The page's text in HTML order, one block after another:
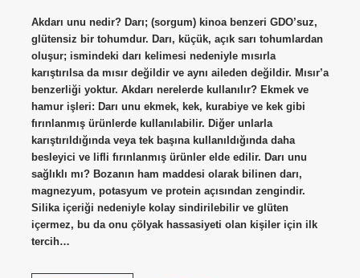
Akdarı unu nedir? Darı; (sorgum) kinoa benzeri GDO’suz,
glütensiz bir tohumdur. Darı, küçük, açık sarı tohumlardan
oluşur; ismindeki darı kelimesi nedeniyle mısırla
karıştırılsa da mısır değildir ve aynı aileden değildir. Mısır’a
benzerliği yoktur. Akdarı nerelerde kullanılır? Ekmek ve
hamur işleri: Darı unu ekmek, kek, kurabiye ve kek gibi
fırınlanmış ürünlerde kullanılabilir. Diğer unlarla
karıştırıldığında veya tek başına kullanıldığında daha
besleyici ve lifli fırınlanmış ürünler elde edilir. Darı unu
sağlıklı mı? Bozanın ham maddesi olarak bilinen darı,
magnezyum, potasyum ve protein açısından zengindir.
Silika içeriği nedeniyle kolay sindirilebilir ve glüten
içermez, bu da onu çölyak hassasiyeti olan kişiler için ilk
tercih…